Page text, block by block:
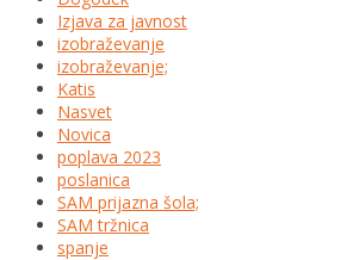
Izjava za javnost
izobraževanje
izobraževanje;
Katis
Nasvet
Novica
poplava 2023
poslanica
SAM prijazna šola;
SAM tržnica
spanje